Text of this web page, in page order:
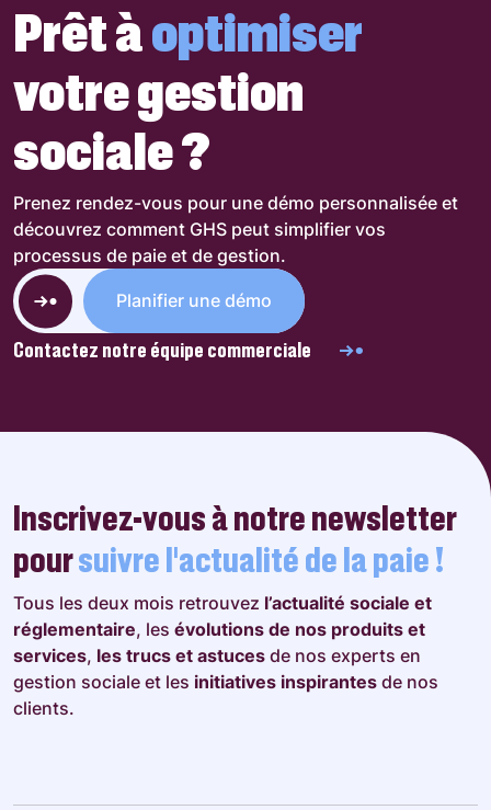
Prêt àoptimiser
votre gestion
sociale ?
Prenez rendez-vous pour une démo personnalisée et
découvrez comment GHS peut simplifier vos
processus de paie et de gestion.
Planifier une démo
Contactez notre équipe commerciale
Inscrivez-vous à notre newsletter
poursuivre l’actualité de la paie !
Tous les deux mois retrouvez l’actualité sociale et
réglementaire, les évolutions de nos produits et
services, les trucs et astuces de nos experts en
gestion sociale et les initiatives inspirantes de nos
clients.